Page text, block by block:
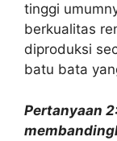
tinggi
berkualitas
diproduksi
batu bata
Pertanyaan